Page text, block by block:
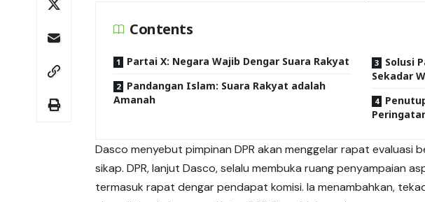
Contents
Partai X: Negara Wajib Dengar Suara Rakyat
Pandangan Islam: Suara Rakyat adalah
Amanah
Solusi
Sekadar
Dasco menyebut pimpinan DPR akan menggelar rapat evaluasi
sikap. DPR, lanjut Dasco, selalu membuka ruang penyampaian
termasuk rapat dengar pendapat komisi. Ia menambahkan,